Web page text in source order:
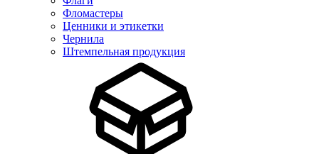
Фломастеры
Ценники и этикетки
Чернила
Штемпельная продукция